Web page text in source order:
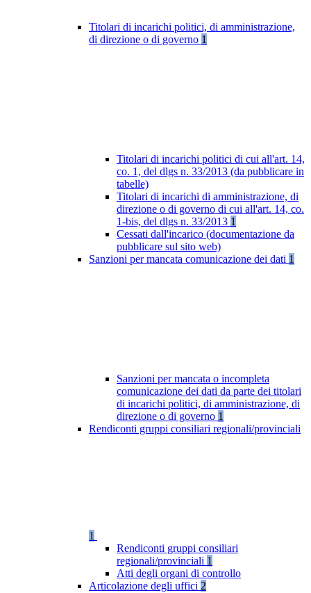
Titolari di incarichi politici, di amministrazione,
di direzione o di governo 1
Titolari di incarichi politici di cui all'art. 14,
co. 1, del dlgs n. 33/2013 (da pubblicare in
tabelle)
Titolari di incarichi di amministrazione, di
direzione o di governo di cui all'art. 14, co.
1-bis, del dlgs n. 33/2013 1
Cessati dall'incarico (documentazione da
pubblicare sul sito web)
Sanzioni per mancata comunicazione dei dati 1
Sanzioni per mancata o incompleta
comunicazione dei dati da parte dei titolari
di incarichi politici, di amministrazione, di
direzione o di governo 1
Rendiconti gruppi consiliari regionali/provinciali
1
Rendiconti gruppi consiliari
regionali/provinciali 1
Atti degli organi di controllo
Articolazione degli uffici 2